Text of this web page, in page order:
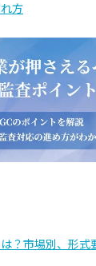
方
？市場別、形